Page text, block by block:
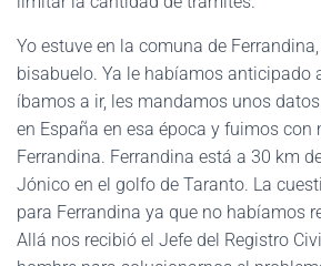
Yo estuve en la comuna de
bisabuelo. Ya le habíamos anticipado
íbamos a ir, les mandamos unos
en España en esa época y fuimos con
Ferrandina. Ferrandina está a 30 km
Jónico en el golfo de Taranto. La
para Ferrandina ya que no habíamos
Allá nos recibió el Jefe del Registro